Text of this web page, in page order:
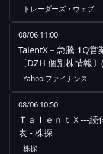
トレーダーズ・ウェブ
08/06 11:00
TalentX－急騰 1Q営
〔DZH 個別株情報
Yahoo!ファイナンス
08/06 10:50
ＴａｌｅｎｔＸ---
表 - 株探
株探